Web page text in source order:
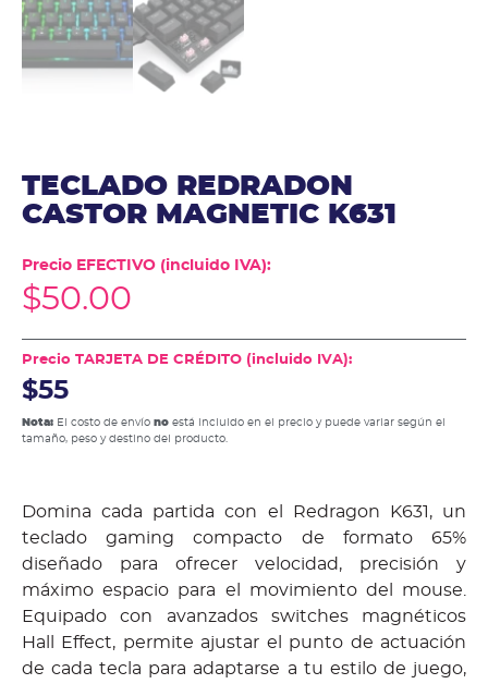
TECLADO REDRADON
CASTOR MAGNETIC K631
Precio EFECTIVO (incluido IVA):
$50.00
Precio TARJETA DE CRÉDITO (incluido IVA):
$55
Nota: El costo de envío no está incluido en el precio y puede variar según el
tamaño, peso y destino del producto.
Domina cada partida con el Redragon K631, un
teclado gaming compacto de formato 65%
diseñado para ofrecer velocidad, precisión y
máximo espacio para el movimiento del mouse.
Equipado con avanzados switches magnéticos
Hall Effect, permite ajustar el punto de actuación
de cada tecla para adaptarse a tu estilo de juego,